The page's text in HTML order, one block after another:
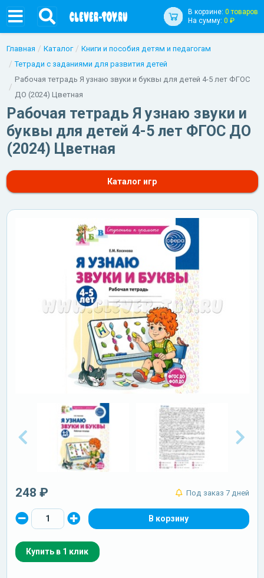
В корзине: 0 товаров
На сумму: 0 ₽
Главная Каталог
Книги и пособия детям и педагогам
Тетради с заданиями для развития детей
Рабочая тетрадь Я узнаю звуки и буквы для детей 4-5 лет ФГОС
ДО (2024) Цветная
Рабочая тетрадь Я узнаю звуки и
буквы для детей 4-5 лет ФГОС ДО
(2024) Цветная
Каталог игр
248 ₽ Под заказ 7 дней
Купить в 1 клик